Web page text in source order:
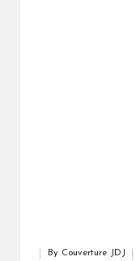
By Couverture JDJ